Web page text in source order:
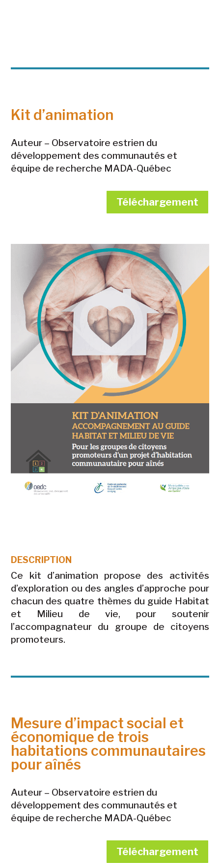
Kit d’animation
Auteur – Observatoire estrien du
développement des communautés et
équipe de recherche MADA-Québec
Téléchargement
DESCRIPTION
Ce kit d’animation propose des activités
d’exploration ou des angles d’approche pour
chacun des quatre thèmes du guide Habitat
et Milieu de vie, pour soutenir
l’accompagnateur du groupe de citoyens
promoteurs.
Mesure d’impact social et
économique de trois
habitations communautaires
pour aînés
Auteur – Observatoire estrien du
développement des communautés et
équipe de recherche MADA-Québec
Téléchargement